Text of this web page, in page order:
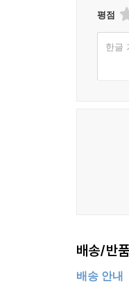
평점
한글
배송/반
배송 안내